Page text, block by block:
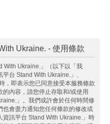
Ukraine. - 使用條款
With Ukraine.」（以下以「我
台 Stand With Ukraine.」、
，即表示您已同意接受本服務條款
內容，請您停止存取和/或使用
」。我們或許會於任何時間修
會盡力通知您任何條款的修改或
資訊平台 Stand With Ukraine.」時